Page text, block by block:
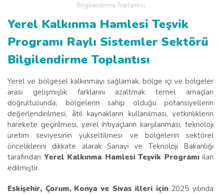
Bilgilendirme Toplantısı
Yerel Kalkınma Hamlesi Teşvik
Programı Raylı Sistemler Sektörü
Bilgilendirme Toplantısı
Yerel ve bölgesel kalkınmayı sağlamak, bölge içi ve bölgeler
arası gelişmişlik farklarını azaltmak temel amaçları
doğrultusunda; bölgelerin sahip olduğu potansiyellerin
değerlendirilmesi, âtıl kaynakların kullanılması, yetkinliklerin
harekete geçirilmesi, yerel ihtiyaçların karşılanması, teknoloji
üretim seviyesinin yükseltilmesi ve bölgelerin sektörel
önceliklerini dikkate alarak Sanayi ve Teknoloji Bakanlığı
tarafından Yerel Kalkınma Hamlesi Teşvik Programıilan
edilmiştir.
Eskişehir, Çorum, Konya ve Sivas illeri için2025 yılında